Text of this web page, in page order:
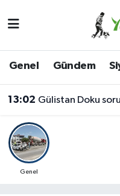
Genel Gündem
13:02 Gülistan Doku
Genel
İğdir Namaz
Iğdır Trafik
Süper Lig Puan